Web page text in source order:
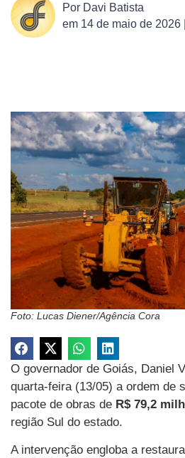
Por Davi Batista
em 14 de maio de 2026
Foto: Lucas Diener/Agência Cora
O governador de Goiás, Daniel
quarta-feira (13/05) a ordem de
pacote de obras de R$ 79,2
região Sul do estado.
A intervenção engloba a